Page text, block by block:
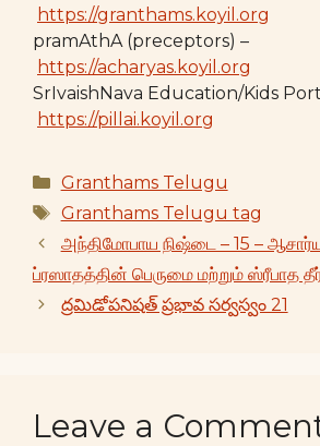
https://granthams.koyil.org
pramAthA (preceptors) –
https://acharyas.koyil.org
SrIvaishNava Education/Kids
https://pillai.koyil.org
Categories
Granthams Telugu
Tags
Granthams Telugu tag
அந்திமோபாய நிஷ்டை – 15 –
ப்ரஸாதத்தின் பெருமை மற்றும் ஸ்ரீபாத
ద్రమిడోపనిషత్ ప్రభావ సర్వస్వం 21
Leave a